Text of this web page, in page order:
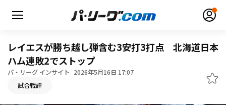
レイエスが勝ち越し弾含む3安打3打点 北海道日本
ハム連敗2でストップ
パ・リーグ インサイト 2026年5月16日 17:07
試合戦評